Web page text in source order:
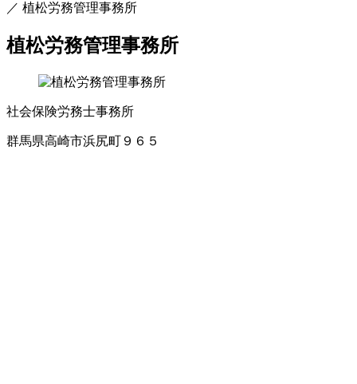
／ 植松労務管理事務所
植松労務管理事務所
社会保険労務士事務所
群馬県高崎市浜尻町９６５